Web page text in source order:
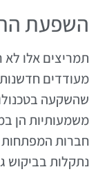
השפעת
תמריצים אלו
מעודדים
שהשקעה
משמעותיות הן
חברות המפתחות
נתקלות בביקוש